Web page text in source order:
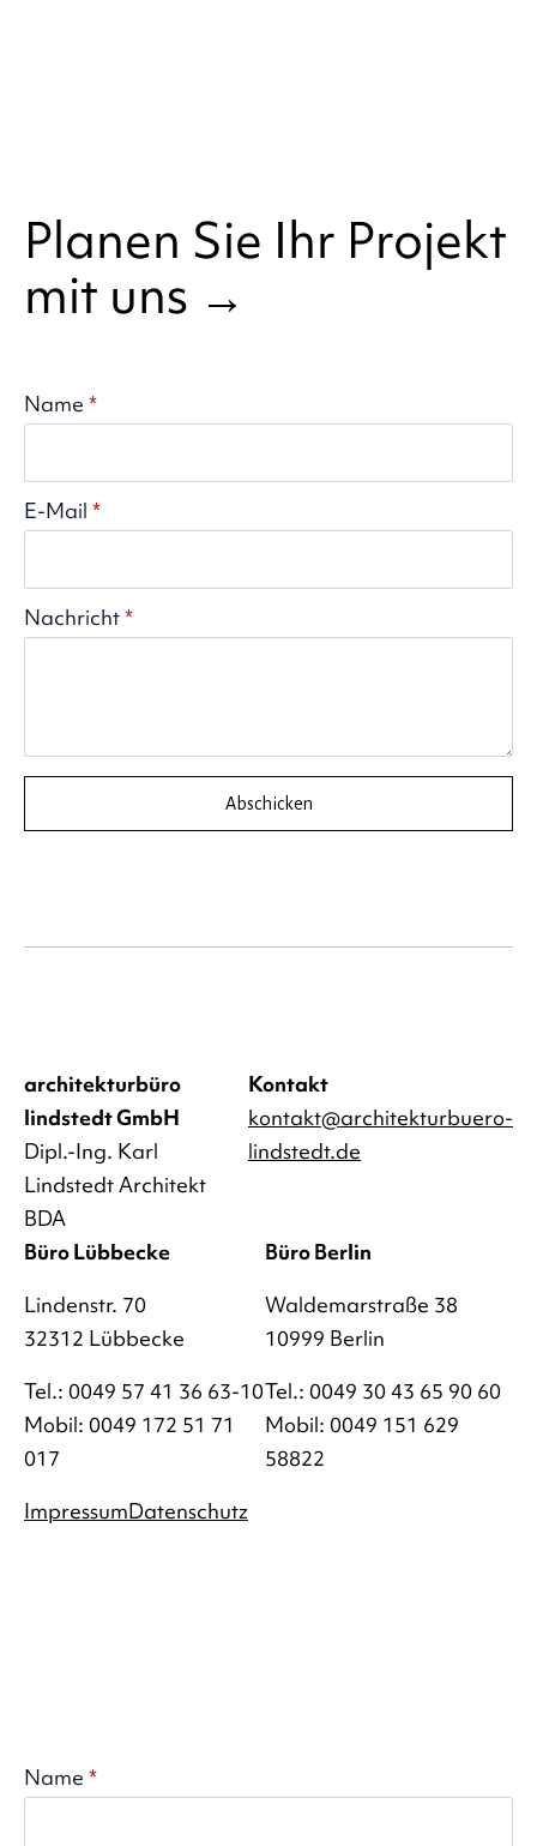
Planen Sie Ihr Projekt
mit uns →
Name *
E-Mail *
Nachricht*
Abschicken
architekturbüro
lindstedt GmbH
Dipl.-Ing. Karl
Lindstedt Architekt
BDA
Kontakt
kontakt@architekturbuero-
lindstedt.de
Büro Lübbecke
Lindenstr. 70
32312 Lübbecke
Tel.: 0049 57 41 36 63-10
Mobil: 0049 172 51 71
017
Büro Berlin
Waldemarstraße 38
10999 Berlin
Tel.: 0049 30 43 65 90 60
Mobil: 0049 151 629
58822
ImpressumDatenschutz
Name *